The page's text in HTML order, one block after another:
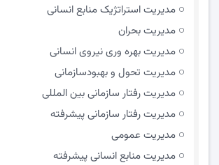
مدیریت استراتژیک منابع انسانی
مدیریت بحران
مدیریت بهره وری نیروی انسانی
مدیریت تحول و بهبود‌سازمانی
مدیریت رفتار سازمانی بین المللی
مدیریت رفتار سازمانی پیشرفته
مدیریت عمومی
مدیریت منابع انسانی پیشرفته